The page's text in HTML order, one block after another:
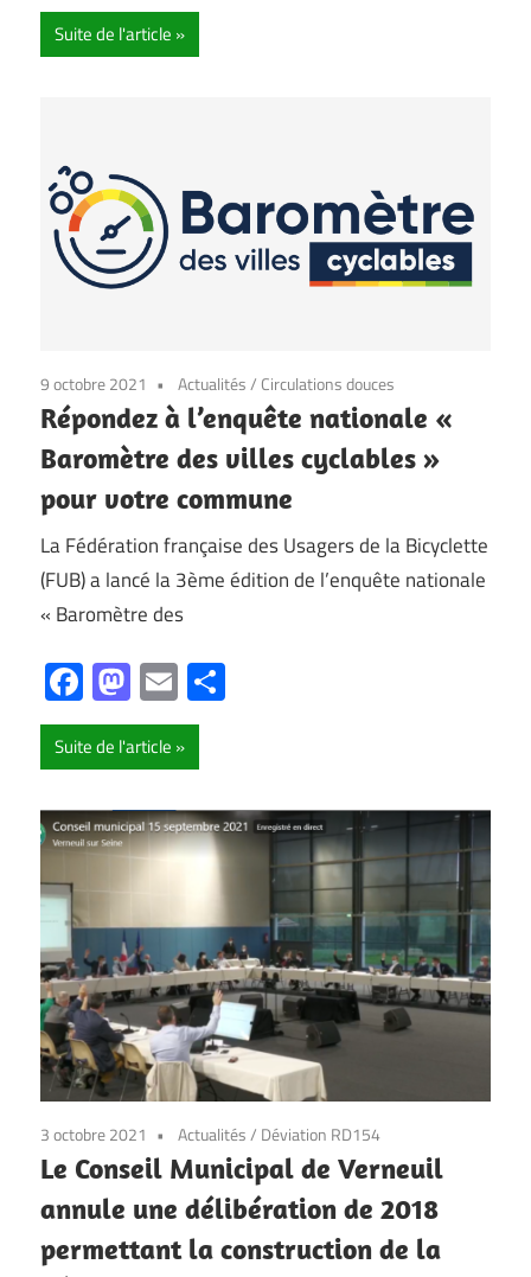
Suite de l'article
9 octobre 2021 Actualités/ Circulations douces
Répondez à l’enquête nationale «
Baromètre des villes cyclables »
pour votre commune
La Fédération française des Usagers de la Bicyclette
(FUB) a lancé la 3ème édition de l’enquête nationale
« Baromètre des
Facebook
Mastodon
Email
Suite de l'article
3 octobre 2021 Actualités/ Déviation RD154
Le Conseil Municipal de Verneuil
annule une délibération de 2018
permettant la construction de la